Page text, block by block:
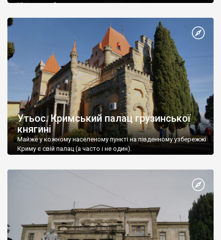
Ніжин греки?
Утьос. Кримський палац грузинської
княгині
Майже у кожному населеному пункті на південному узбережжі
Криму є свій палац (а часто і не один).